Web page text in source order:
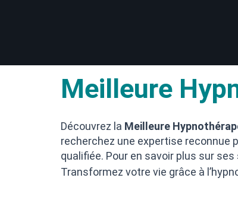
Meilleure
Découvrez la Meilleure
recherchez une expertise reconnue
qualifiée. Pour en savoir plus sur
Transformez votre vie grâce à